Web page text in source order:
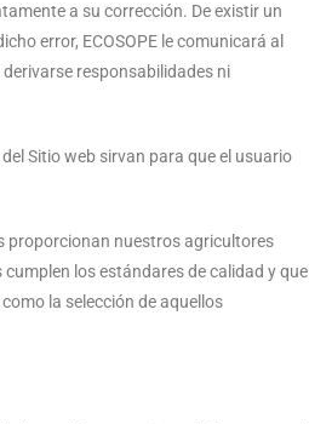
a su corrección. De existir un
error, ECOSOPE le comunicará al
responsabilidades ni
Sitio web sirvan para que el usuario
proporcionan nuestros agricultores
los estándares de calidad y que
la selección de aquellos